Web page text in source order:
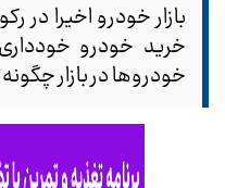
بازار خودرو اخیرا در
خرید خودرو
خودروها در بازار